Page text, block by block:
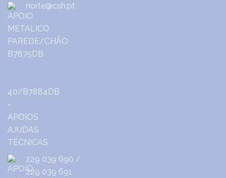
norte@csh.pt
229 039 690 /
229 039 691